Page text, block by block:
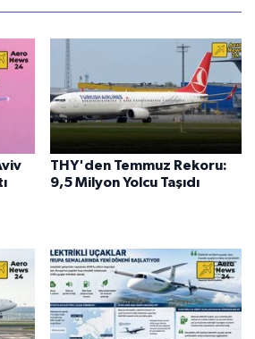
THY'den Temmuz Rekoru:
9,5 Milyon Yolcu Taşıdı